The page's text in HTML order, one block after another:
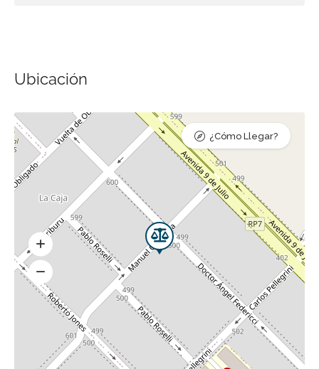
Ubicación
¿Cómo Llegar?